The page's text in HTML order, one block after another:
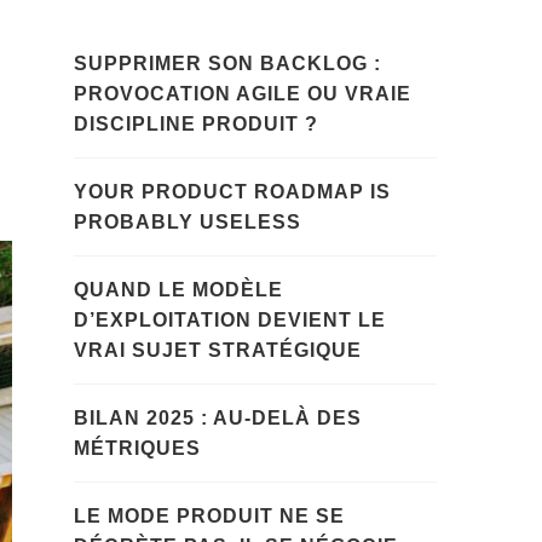
SUPPRIMER SON BACKLOG :
PROVOCATION AGILE OU VRAIE
DISCIPLINE PRODUIT ?
YOUR PRODUCT ROADMAP IS
PROBABLY USELESS
QUAND LE MODÈLE
D’EXPLOITATION DEVIENT LE
VRAI SUJET STRATÉGIQUE
BILAN 2025 : AU-DELÀ DES
MÉTRIQUES
LE MODE PRODUIT NE SE